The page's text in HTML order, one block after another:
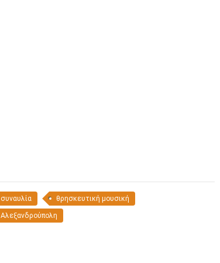
συναυλία θρησκευτική μουσική
Αλεξανδρούπολη